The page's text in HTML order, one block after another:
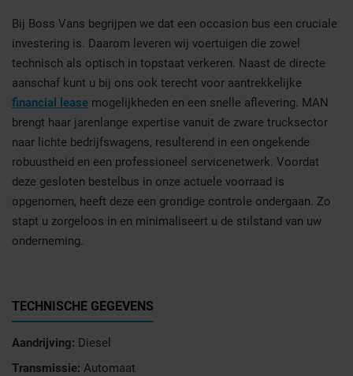
Bij Boss Vans begrijpen we dat een occasion bus een cruciale
investering is. Daarom leveren wij voertuigen die zowel
technisch als optisch in topstaat verkeren. Naast de directe
aanschaf kunt u bij ons ook terecht voor aantrekkelijke
financial lease mogelijkheden en een snelle aflevering. MAN
brengt haar jarenlange expertise vanuit de zware trucksector
naar lichte bedrijfswagens, resulterend in een ongekende
robuustheid en een professioneel servicenetwerk. Voordat
deze gesloten bestelbus in onze actuele voorraad is
opgenomen, heeft deze een grondige controle ondergaan. Zo
stapt u zorgeloos in en minimaliseert u de stilstand van uw
onderneming.
TECHNISCHE GEGEVENS
Aandrijving: Diesel
Transmissie: Automaat